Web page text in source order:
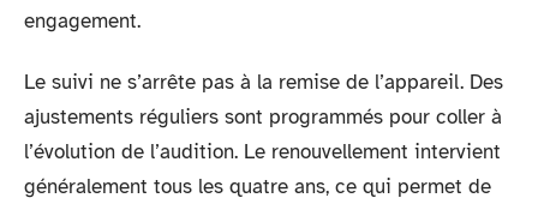
engagement.
Le suivi ne s’arrête pas à la remise de l’appareil. Des
ajustements réguliers sont programmés pour coller à
l’évolution de l’audition. Le renouvellement intervient
généralement tous les quatre ans, ce qui permet de